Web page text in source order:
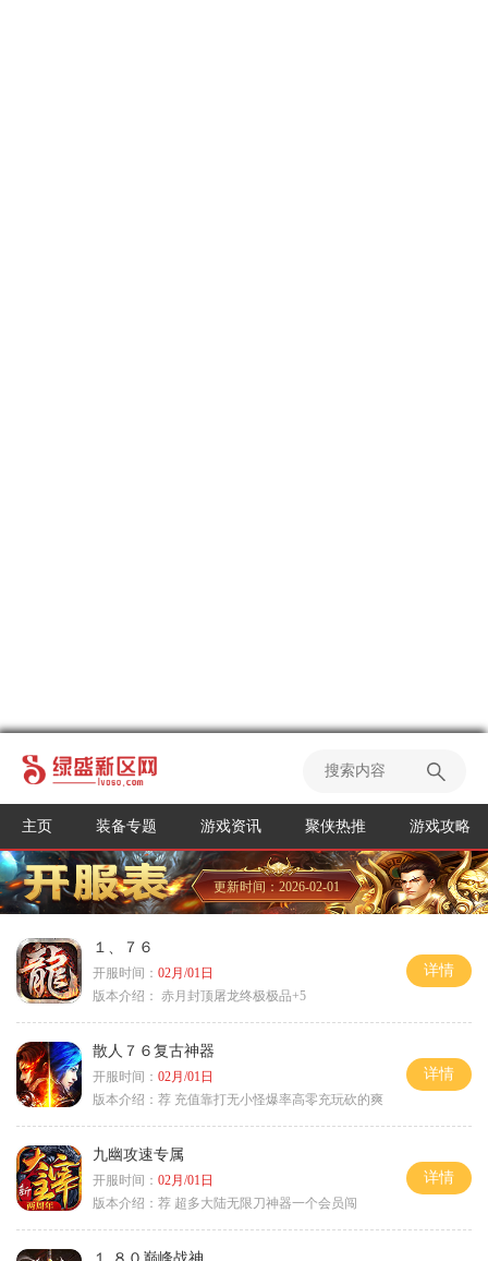
主页 装备专题 游戏资讯 聚侠热推 游戏攻略
更新时间：2026-02-01
１、７６
开服时间： 02月/01日
版本介绍： 赤月封顶屠龙终极极品+5
详情
散人７６复古神器
开服时间： 02月/01日
版本介绍： 荐 充值靠打无小怪爆率高零充玩砍的爽
详情
九幽攻速专属
开服时间： 02月/01日
版本介绍： 荐 超多大陆无限刀神器一个会员闯
详情